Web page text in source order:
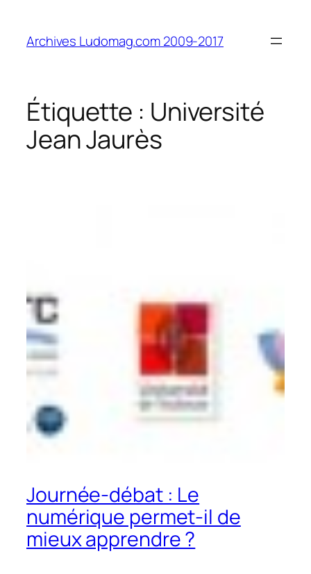
contenu
Archives Ludomag.com 2009-2017
Étiquette : Université
Jean Jaurès
Journée-débat : Le
numérique permet-il de
mieux apprendre ?